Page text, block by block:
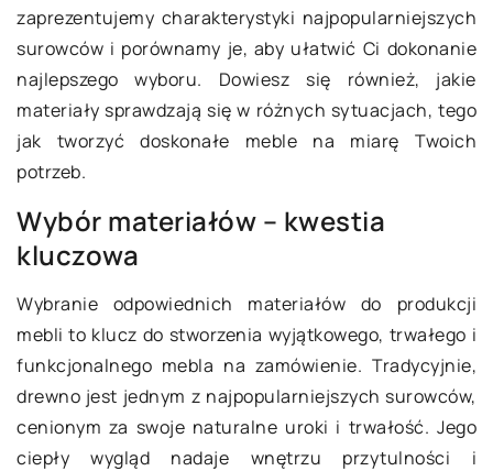
zaprezentujemy charakterystyki najpopularniejszych
surowców i porównamy je, aby ułatwić Ci dokonanie
najlepszego wyboru. Dowiesz się również, jakie
materiały sprawdzają się w różnych sytuacjach, tego
jak tworzyć doskonałe meble na miarę Twoich
potrzeb.
Wybór materiałów – kwestia
kluczowa
Wybranie odpowiednich materiałów do produkcji
mebli to klucz do stworzenia wyjątkowego, trwałego i
funkcjonalnego mebla na zamówienie. Tradycyjnie,
drewno jest jednym z najpopularniejszych surowców,
cenionym za swoje naturalne uroki i trwałość. Jego
ciepły wygląd nadaje wnętrzu przytulności i